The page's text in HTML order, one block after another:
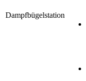
Dampfbügelstation